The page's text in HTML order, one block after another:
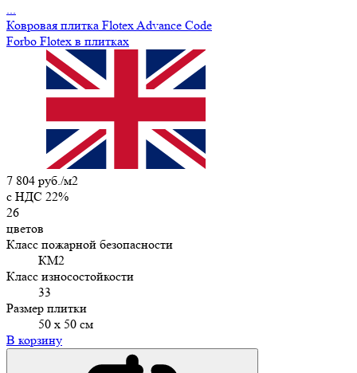
...
Ковровая плитка Flotex Advance Code
Forbo Flotex в плитках
7 804 руб./м2
c НДС 22%
26
цветов
Класс пожарной безопасности
КМ2
Класс износостойкости
33
Размер плитки
50 х 50 см
В корзину